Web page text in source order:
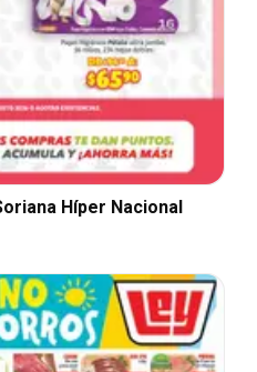
Híper Nacional